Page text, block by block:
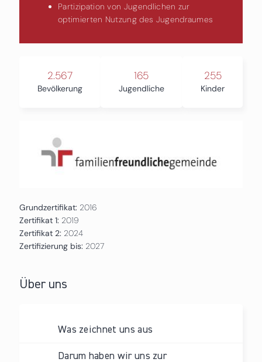
Partizipation von Jugendlichen zur
optimierten Nutzung des Jugendraumes
2.567
Bevölkerung
165
Jugendliche
255
Kinder
Grundzertifikat: 2016
Zertifikat 1: 2019
Zertifikat 2: 2024
Zertifizierung bis: 2027
Über uns
Was zeichnet uns aus
Darum haben wir uns zur